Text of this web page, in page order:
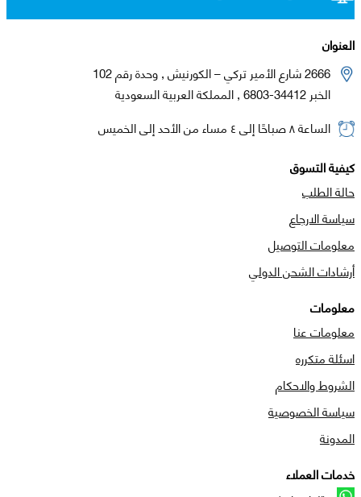
العنوان
2666 شارع الأمير تركي – الكورنيش , وحدة رقم 102
الخبر 34412-6803 , المملكة العربية السعودية
الساعة ٨ صباحًا إلى ٤ مساء من الأحد إلى الخميس
كيفية التسوق
حالة الطلب
سياسة الارجاع
معلومات التوصيل
أرشادات الشحن الدولي
معلومات
معلومات عنا
اسئلة متكرره
الشروط والاحكام
سياسة الخصوصية
المدونة
خدمات العملاء